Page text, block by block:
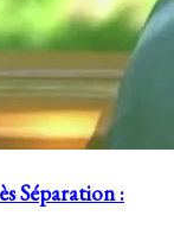
Séparation :